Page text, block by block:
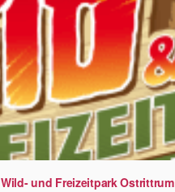
und Freizeitpark Ostrittrum